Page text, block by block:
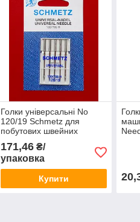
Голки універсальні No
120/19 Schmetz для
побутових швейних
машин
171,46₴/
упаковка
Купити